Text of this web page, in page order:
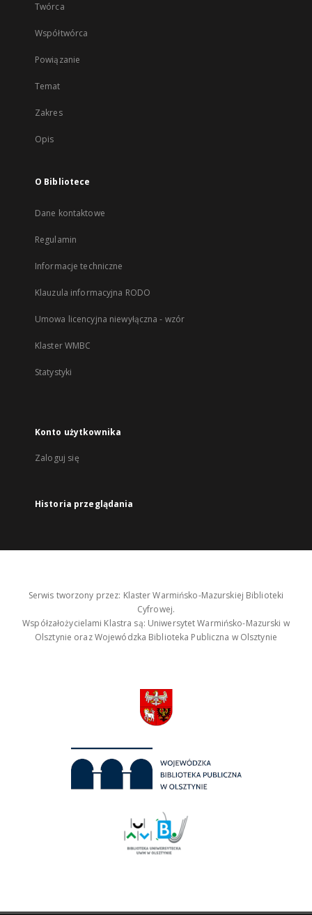
Twórca
Współtwórca
Powiązanie
Temat
Zakres
Opis
O Bibliotece
Dane kontaktowe
Regulamin
Informacje techniczne
Klauzula informacyjna RODO
Umowa licencyjna niewyłączna - wzór
Klaster WMBC
Statystyki
Konto użytkownika
Zaloguj się
Historia przeglądania
Serwis tworzony przez: Klaster Warmińsko-Mazurskiej Biblioteki
Cyfrowej.
Współzałożycielami Klastra są: Uniwersytet Warmińsko-Mazurski w
Olsztynie oraz Wojewódzka Biblioteka Publiczna w Olsztynie